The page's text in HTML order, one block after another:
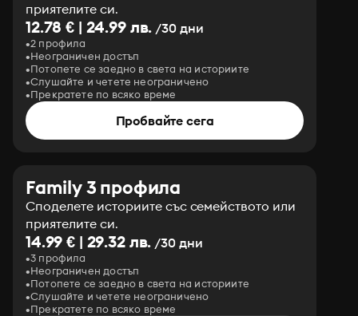
приятелите си.
12.78 € | 24.99 лв. /30 дни
2 профила
Неограничен достъп
Потопете се заедно в света на историите
Слушайте и четете неограничено
Прекратете по всяко време
Пробвайте сега
Family 3 профила
Споделете историите със семейството или
приятелите си.
14.99 € | 29.32 лв. /30 дни
3 профила
Неограничен достъп
Потопете се заедно в света на историите
Слушайте и четете неограничено
Прекратете по всяко време